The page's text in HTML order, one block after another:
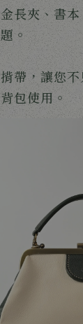
長夾、書
。
帶，讓您
包使用。